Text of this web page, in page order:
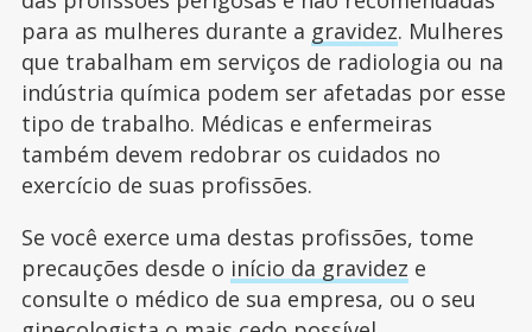
para as mulheres durante a gravidez. Mulheres
que trabalham em serviços de radiologia ou na
indústria química podem ser afetadas por esse
tipo de trabalho. Médicas e enfermeiras
também devem redobrar os cuidados no
exercício de suas profissões.
Se você exerce uma destas profissões, tome
precauções desde o início da gravidez e
consulte o médico de sua empresa, ou o seu